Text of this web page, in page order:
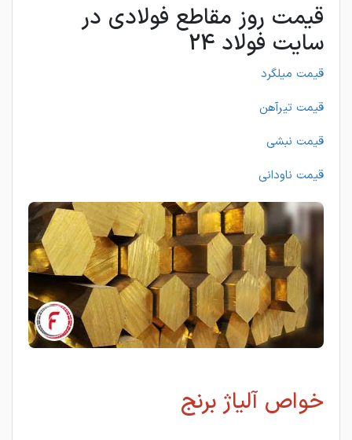
قیمت روز مقاطع فولادی در
سایت فولاد 24
قیمت میلگرد
قیمت تیرآهن
قیمت نبشی
قیمت ناودانی
خواص آلیاژ برنج